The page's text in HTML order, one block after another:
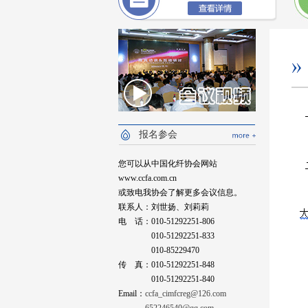
报名参会
您可以从中国化纤协会网站
www.ccfa.com.cn
或致电我协会了解更多会议信息。
联系人：刘世扬、刘莉莉
电 话：010-51292251-806
010-51292251-833
010-85229470
传 真：010-51292251-848
010-51292251-840
Email： ccfa_cimfcreg@126.com